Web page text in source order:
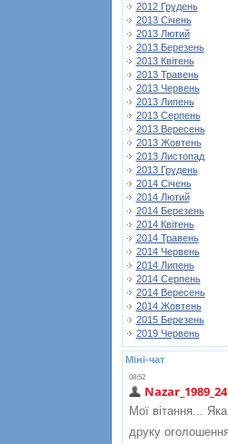
2012 Грудень
2013 Січень
2013 Лютий
2013 Березень
2013 Квітень
2013 Травень
2013 Червень
2013 Липень
2013 Серпень
2013 Вересень
2013 Жовтень
2013 Листопад
2013 Грудень
2014 Січень
2014 Лютий
2014 Березень
2014 Квітень
2014 Травень
2014 Червень
2014 Липень
2014 Серпень
2014 Вересень
2014 Жовтень
2015 Березень
2019 Червень
Міні-чат